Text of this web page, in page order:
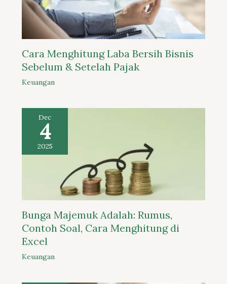
Cara Menghitung Laba Bersih Bisnis
Sebelum & Setelah Pajak
Keuangan
Dec
4
2025
Bunga Majemuk Adalah: Rumus,
Contoh Soal, Cara Menghitung di
Excel
Keuangan